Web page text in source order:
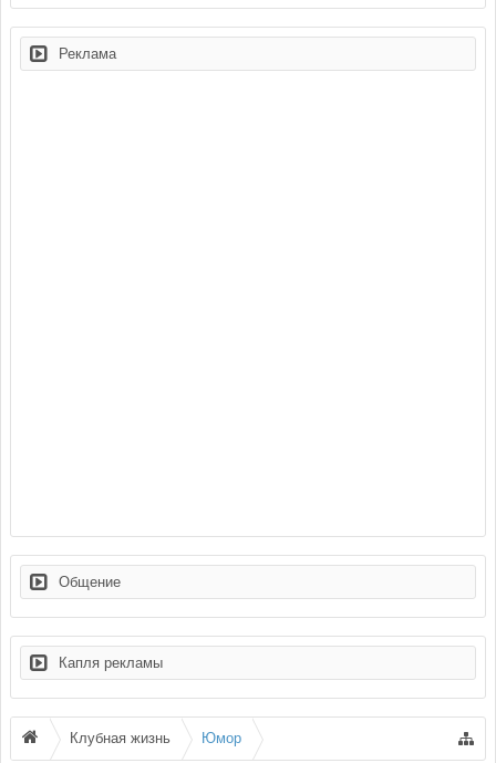
Реклама
Общение
Капля рекламы
Клубная жизнь Юмор